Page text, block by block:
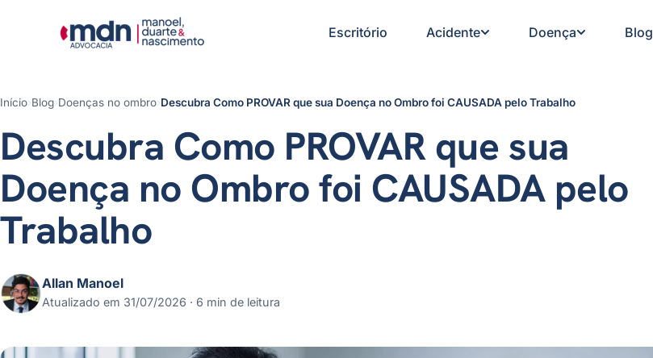
Escritório Acidente Doença Blog
Início›Blog›Doenças no ombro›Descubra Como PROVAR que sua Doença no Ombro foi CAUSADA pelo Trabalho
Descubra Como PROVAR que sua
Doença no Ombro foi CAUSADA pelo
Trabalho
Allan Manoel
Atualizado em 31/07/2026 · 6 min de leitura